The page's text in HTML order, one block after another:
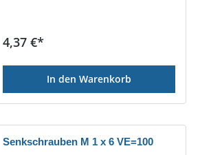
Regulärer Preis:
4,37 €*
In den Warenkorb
Senkschrauben M 1 x 6 VE=100